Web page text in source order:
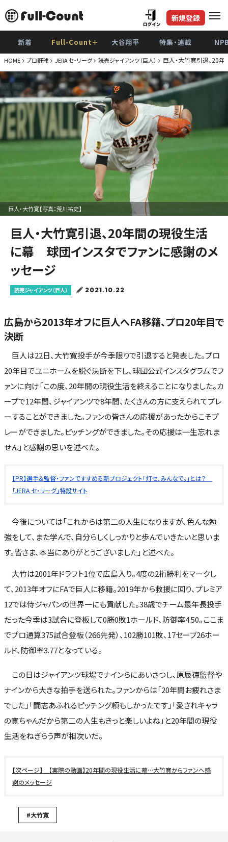
新規登録
新着 Full-Count＋ 大谷翔平 特集・連載
HOME プロ野球 JERA セ・リーグ 読売ジャイアンツ（巨人） 巨人・大竹寛引退、20
巨人・大竹寛【写真：荒川祐史】
巨人・大竹寛引退、20年間の現役生活
に幕 球団インスタでファンに感謝のメ
ッセージ
読売ジャイアンツ（巨人） 2021.10.22
広島から2013年オフに巨人へFA移籍、プロ20年目で
決断
巨人は22日、大竹寛投手が今季限りで引退すると発表した。プロ
20年目でユニホームを脱ぐ決断を下し、球団公式インスタグラムでフ
ァンに向け「この度、20年間の現役生活を終えることになりました。カ
ープで12年間、ジャイアンツで8年間、たくさんの方に支えられてプレ
ーすることができました。ファンの皆さんの応援があったからこそプ
レーができました。ピッチングができました。その応援は一生忘れま
せん」と感謝の思いを述べた。
【PR】選手＆監督・ファンですすめる新プロジェクト「灯セ、みんなで。」とは？
「JERA セ・リーグ」特設サイト
今後については「これからは第二の人生になりますが、色んな勉
強をして、また学んで、自分らしくしっかりと歩んでいきたいと思いま
す。皆さま、本当にありがとうございました」と述べた。
大竹は2001年ドラフト1位で広島入り。4度の2桁勝利をマークし
て、2013年オフにFAで巨人に移籍。2019年から救援に回り、プレミア
12では侍ジャパンの世界一にも貢献した。38歳でチーム最年長投手
だった今季は3試合に登板して0勝0敗1ホールド、防御率4.50。ここま
でプロ通算375試合登板（266先発）、102勝101敗、17セーブ26ホー
ルド、防御率3.77となっている。
この日はジャイアンツ球場でナインらにあいさつし、原辰徳監督や
ナインから大きな拍手を送られた。ファンからは「20年間お疲れさま
でした」「闘志あふれるピッチング頼もしかったです」「愛されキャラ
の寛ちゃんだから第二の人生もきっと楽しいよね」と20年間の現役
生活をねぎらう声が相次いだ。
【実際の動画】20年間の現役生活に幕…大竹寛からファンへ感
謝のメッセージ
#大竹寛